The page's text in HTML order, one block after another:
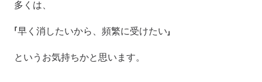
多くは、
「早く消したいから、頻繁に受けたい」
というお気持ちかと思います。